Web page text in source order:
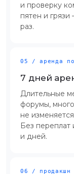
и проверку
пятен и
раз.
05 / аренда
7 дней
Длительные
форумы,
не
Без переплат
и дней.
06 / продакшн